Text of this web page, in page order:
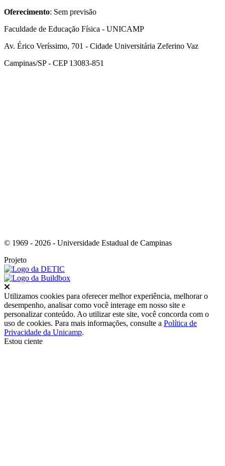
Oferecimento: Sem previsão
Faculdade de Educação Física - UNICAMP
Av. Érico Veríssimo, 701 - Cidade Universitária Zeferino Vaz
Campinas/SP - CEP 13083-851
© 1969 - 2026 - Universidade Estadual de Campinas
Projeto
Utilizamos cookies para oferecer melhor experiência, melhorar o
desempenho, analisar como você interage em nosso site e
personalizar conteúdo. Ao utilizar este site, você concorda com o
uso de cookies. Para mais informações, consulte a Política de
Privacidade da Unicamp.
Estou ciente